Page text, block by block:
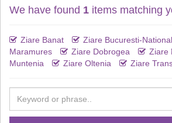
We have found 1 items matching
Ziare Banat Ziare Bucuresti-
Maramures
Ziare Dobrogea Ziare
Muntenia
Ziare Oltenia Ziare